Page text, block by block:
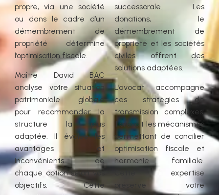
propre, via une société
ou dans le cadre d’un
démembrement de
propriété détermine
l’optimisation fiscale.
Maître David BAC
analyse votre situation
patrimoniale globale
pour recommander la
structure la plus
adaptée. Il évalue les
avantages et
inconvénients de
chaque option selon vos
objectifs. Cette
successorale. Les
donations, le
démembrement de
propriété et les sociétés
civiles offrent des
solutions adaptées.
L’avocat accompagne
ces stratégies de
transmission complexes.
Il prévoit les mécanismes
permettant de concilier
optimisation fiscale et
harmonie familiale.
Cette expertise
préserve votre